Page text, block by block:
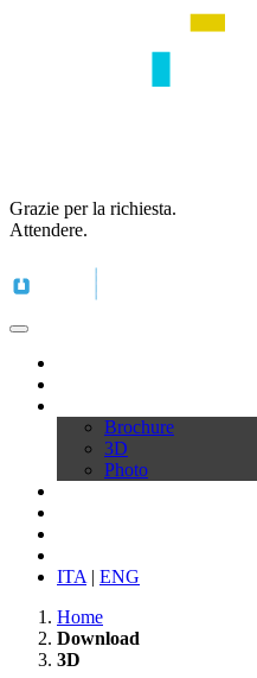
Grazie per la richiesta.
Attendere.
Brochure
3D
Photo
ITA | ENG
Home
Download
3D